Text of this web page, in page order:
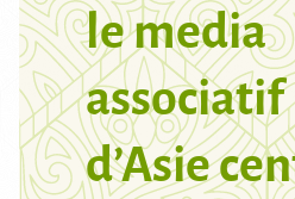
le media
associatif
d’Asie